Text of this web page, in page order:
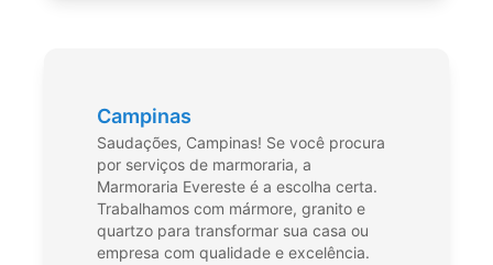
Campinas
Saudações, Campinas! Se você procura
por serviços de marmoraria, a
Marmoraria Evereste é a escolha certa.
Trabalhamos com mármore, granito e
quartzo para transformar sua casa ou
empresa com qualidade e excelência.